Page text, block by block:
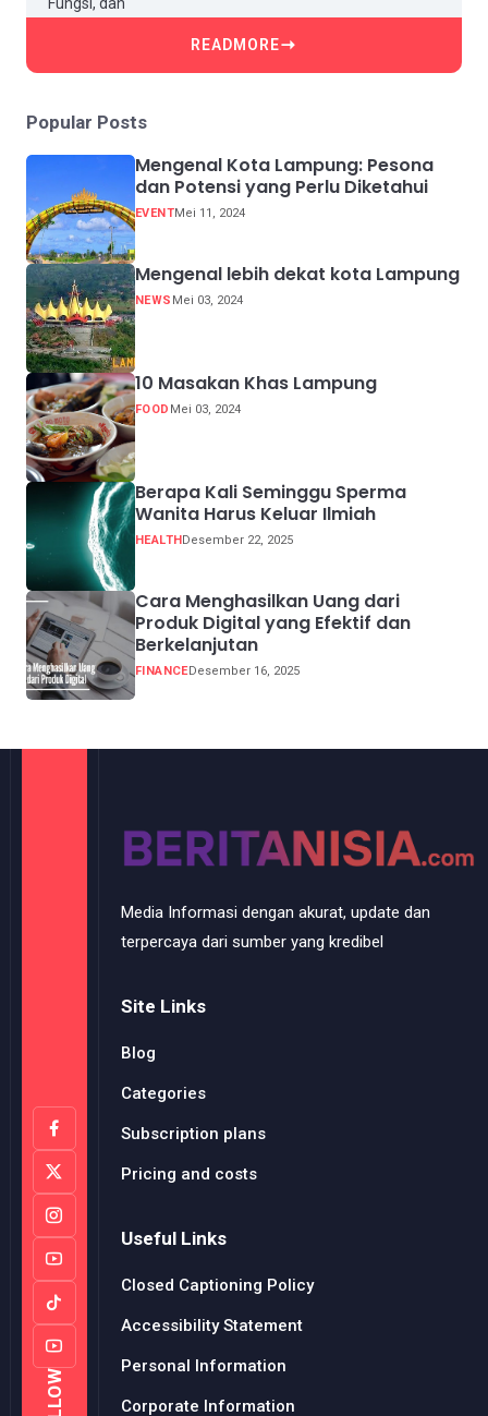
READMORE
Popular Posts
Mengenal Kota Lampung: Pesona
dan Potensi yang Perlu Diketahui
EVENTMei 11, 2024
Mengenal lebih dekat kota Lampung
NEWS Mei 03, 2024
10 Masakan Khas Lampung
FOOD Mei 03, 2024
Berapa Kali Seminggu Sperma
Wanita Harus Keluar Ilmiah
HEALTH Desember 22, 2025
Cara Menghasilkan Uang dari
Produk Digital yang Efektif dan
Berkelanjutan
FINANCEDesember 16, 2025
Media Informasi dengan akurat, update dan
terpercaya dari sumber yang kredibel
Site Links
Blog
Categories
Subscription plans
Pricing and costs
Useful Links
Closed Captioning Policy
Accessibility Statement
Personal Information
Corporate Information